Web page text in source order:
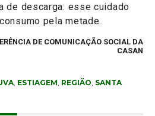
de descarga: esse cuidado
pela metade.
DE COMUNICAÇÃO SOCIAL DA
CASAN
, ESTIAGEM REGIÃO SANTA